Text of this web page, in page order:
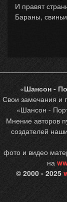
И правят
Бараны,
«Шансон -
Свои замечания и
«Шансон -
Мнение авторов
создателей
фото и видео
на
© 2000 - 2025